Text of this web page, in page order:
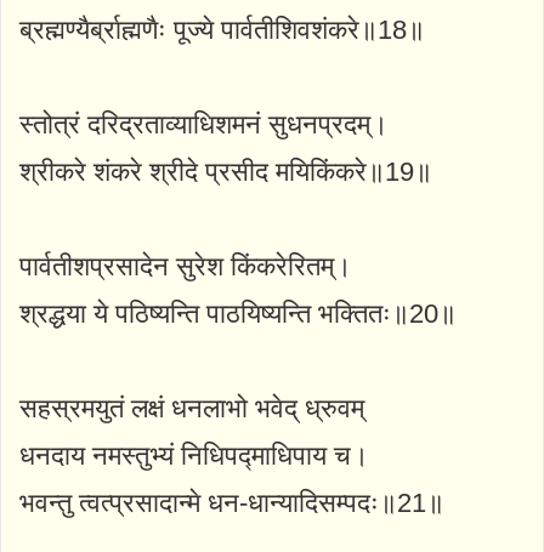
ब्रह्मण्यैर्ब्राह्मणैः पूज्ये पार्वतीशिवशंकरे॥18॥
स्तोत्रं दरिद्रताव्याधिशमनं सुधनप्रदम्।
श्रीकरे शंकरे श्रीदे प्रसीद मयिकिंकरे॥19॥
पार्वतीशप्रसादेन सुरेश किंकरेरितम्।
श्रद्धया ये पठिष्यन्ति पाठयिष्यन्ति भक्तितः॥20॥
सहस्रमयुतं लक्षं धनलाभो भवेद् ध्रुवम्
धनदाय नमस्तुभ्यं निधिपद्माधिपाय च।
भवन्तु त्वत्प्रसादान्मे धन-धान्यादिसम्पदः॥21॥